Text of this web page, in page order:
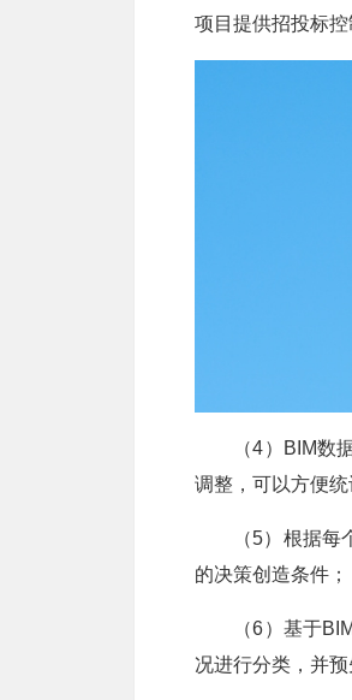
项目提供招投标
（4）BIM数
调整，可以方便统
（5）根据
的决策创造条件；
（6）基于
况进行分类，并预